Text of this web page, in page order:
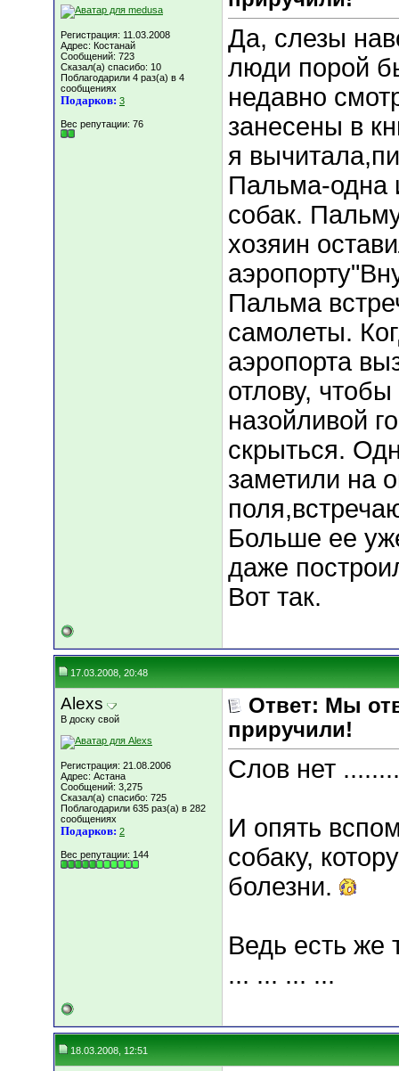
Регистрация: 11.03.2008
Адрес: Костанай
Сообщений: 723
Сказал(а) спасибо: 10
Поблагодарили 4 раз(а) в 4
сообщениях
Подарков: 3
Вес репутации: 76
Да, слезы
люди порой
недавно
занесены в
я
Пальма-одна
собак.
хозяин
Пальма
самолеты.
аэропорта
отлову,
назойливой
скрыться.
заметили на
Больше ее
даже
Вот так.
17.03.2008, 20:48
Alexs
В доску свой
Регистрация: 21.08.2006
Адрес: Астана
Сообщений: 3,275
Сказал(а) спасибо: 725
Поблагодарили 635 раз(а) в 282
сообщениях
Подарков: 2
Вес репутации: 144
Ответ: Мы
приручили!
Слов нет
И опять
собаку,
болезни.
Ведь есть же
... ... ... ...
18.03.2008, 12:51